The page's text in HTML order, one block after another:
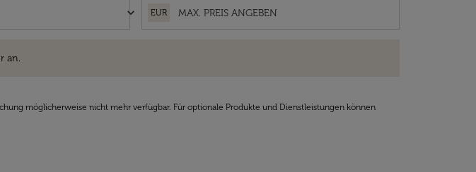
keyboard_arrow_down EUR
an.
möglicherweise nicht mehr verfügbar. Für optionale Produkte und Dienstleistungen können